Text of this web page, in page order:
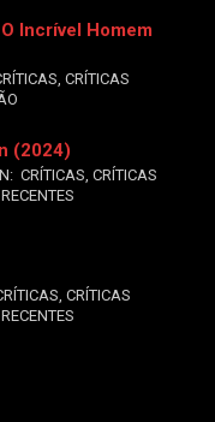
Incrível Homem
, CRÍTICAS
(2024)
CRÍTICAS, CRÍTICAS
, CRÍTICAS